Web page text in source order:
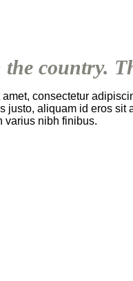
country.
amet, consectetur
justo, aliquam id eros
varius nibh finibus.